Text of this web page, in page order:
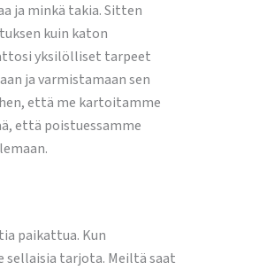
ja minkä takia. Sitten
kuin katon
yksilölliset tarpeet
ja varmistamaan sen
että me kartoitamme
että poistuessamme
paikattua. Kun
sellaisia tarjota. Meiltä saat